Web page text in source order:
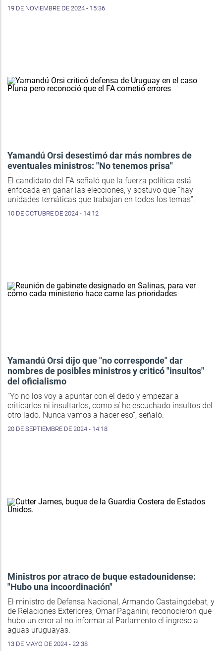
19 DE NOVIEMBRE DE 2024 - 15:36
Yamandú Orsi desestimó dar más nombres de
eventuales ministros: "No tenemos prisa"
El candidato del FA señaló que la fuerza política está
enfocada en ganar las elecciones, y sostuvo que “hay
unidades temáticas que trabajan en todos los temas”.
10 DE OCTUBRE DE 2024 - 14:12
Yamandú Orsi dijo que "no corresponde" dar
nombres de posibles ministros y criticó "insultos"
del oficialismo
“Yo no los voy a apuntar con el dedo y empezar a
criticarlos ni insultarlos, como sí he escuchado insultos del
otro lado. Nunca vamos a hacer eso”, señaló.
20 DE SEPTIEMBRE DE 2024 - 14:18
Ministros por atraco de buque estadounidense:
"Hubo una incoordinación"
El ministro de Defensa Nacional, Armando Castaingdebat, y
de Relaciones Exteriores, Omar Paganini, reconocieron que
hubo un error al no informar al Parlamento el ingreso a
aguas uruguayas.
13 DE MAYO DE 2024 - 22:38